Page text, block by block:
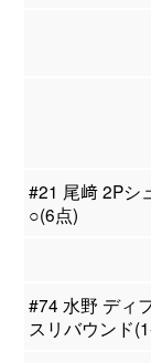
#21 尾﨑 2Pシ
○(6点)
#74 水野 ディ
スリバウンド